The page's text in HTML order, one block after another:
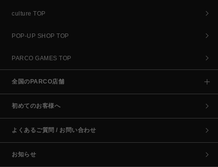
culture TOP
POP-UP SHOP TOP
PARCO GAMES TOP
全国のPARCO店舗
初めてのお客様へ
よくあるご質問 / お問い合わせ
お知らせ